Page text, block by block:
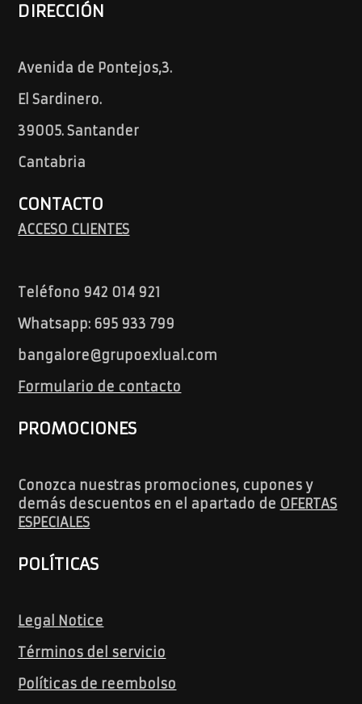
DIRECCIÓN
Avenida de Pontejos,3.
El Sardinero.
39005. Santander
Cantabria
CONTACTO
ACCESO CLIENTES
Teléfono 942 014 921
Whatsapp: 695 933 799
bangalore@grupoexlual.com
Formulario de contacto
PROMOCIONES
Conozca nuestras promociones, cupones y
demás descuentos en el apartado de OFERTAS
ESPECIALES
POLÍTICAS
Legal Notice
Términos del servicio
Políticas de reembolso